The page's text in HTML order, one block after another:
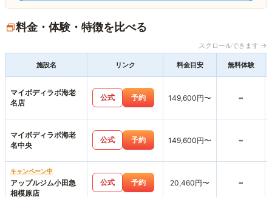
料金・体験・特徴を比べる
スクロールできます →
施設名 リンク 料金目安 無料体験
マイボディラボ海老
名店
公式 予約 149,600円〜 -
マイボディラボ海老
名中央
公式 予約 149,600円〜 -
キャンペーン中
アップルジム小田急
相模原店
公式 予約 20,460円〜 -